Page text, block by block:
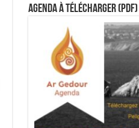
Agenda à télécharger (PDF)